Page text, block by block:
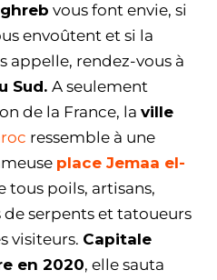
vous font envie, si
envoûtent et si la
appelle, rendez-vous à
Sud. A seulement
de la France, la ville
ressemble à une
place Jemaa el-
tous poils, artisans,
serpents et tatoueurs
visiteurs. Capitale
en 2020, elle sauta